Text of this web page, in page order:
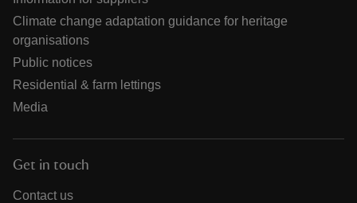
Climate change adaptation guidance for heritage
organisations
Public notices
Residential & farm lettings
Media
Get in touch
Contact us